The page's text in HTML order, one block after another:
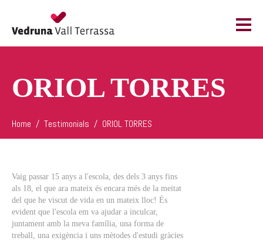
ORIOL TORRES
Home Testimonials ORIOL TORRES
Vaig passar 15 anys a l'escola, des dels 3 anys fins
als 18, el que ara mateix és encara més de la meitat
del que he viscut de vida en un mateix lloc! És
evident que l'escola em va ajudar a inculcar,
juntament amb la meva família, una forma de
treball, una exigència i uns mètodes d'estudi gràcies